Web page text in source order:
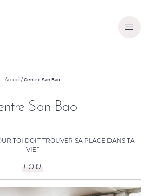
Accueil/Centre San Bao
San Bao
TOI DOIT TROUVER SA PLACE DANS TA
VIE”
LOU